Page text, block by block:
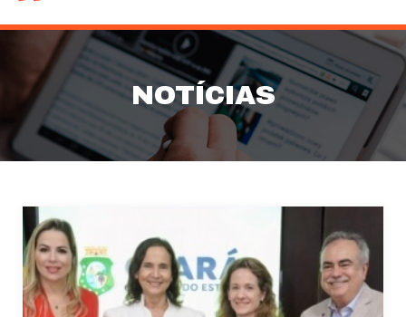
NOTÍCIAS